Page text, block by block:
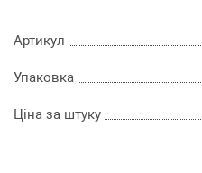
Артикул
Упаковка
Ціна за штуку